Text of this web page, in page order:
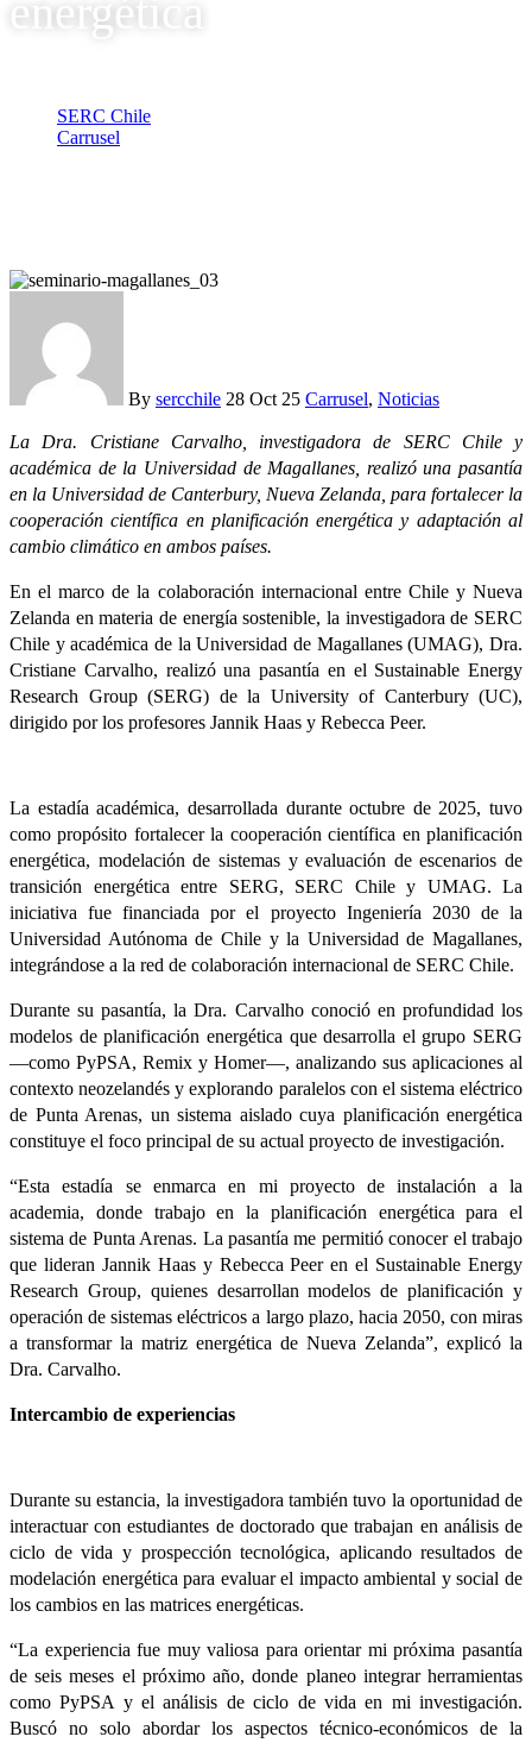
energética
SERC Chile
Carrusel
By sercchile 28 Oct 25 Carrusel, Noticias
La Dra. Cristiane Carvalho, investigadora de SERC Chile y
académica de la Universidad de Magallanes, realizó una pasantía
en la Universidad de Canterbury, Nueva Zelanda, para fortalecer la
cooperación científica en planificación energética y adaptación al
cambio climático en ambos países.
En el marco de la colaboración internacional entre Chile y Nueva
Zelanda en materia de energía sostenible, la investigadora de SERC
Chile y académica de la Universidad de Magallanes (UMAG), Dra.
Cristiane Carvalho, realizó una pasantía en el Sustainable Energy
Research Group (SERG) de la University of Canterbury (UC),
dirigido por los profesores Jannik Haas y Rebecca Peer.
La estadía académica, desarrollada durante octubre de 2025, tuvo
como propósito fortalecer la cooperación científica en planificación
energética, modelación de sistemas y evaluación de escenarios de
transición energética entre SERG, SERC Chile y UMAG. La
iniciativa fue financiada por el proyecto Ingeniería 2030 de la
Universidad Autónoma de Chile y la Universidad de Magallanes,
integrándose a la red de colaboración internacional de SERC Chile.
Durante su pasantía, la Dra. Carvalho conoció en profundidad los
modelos de planificación energética que desarrolla el grupo SERG
—como PyPSA, Remix y Homer—, analizando sus aplicaciones al
contexto neozelandés y explorando paralelos con el sistema eléctrico
de Punta Arenas, un sistema aislado cuya planificación energética
constituye el foco principal de su actual proyecto de investigación.
“Esta estadía se enmarca en mi proyecto de instalación a la
academia, donde trabajo en la planificación energética para el
sistema de Punta Arenas. La pasantía me permitió conocer el trabajo
que lideran Jannik Haas y Rebecca Peer en el Sustainable Energy
Research Group, quienes desarrollan modelos de planificación y
operación de sistemas eléctricos a largo plazo, hacia 2050, con miras
a transformar la matriz energética de Nueva Zelanda”, explicó la
Dra. Carvalho.
Intercambio de experiencias
Durante su estancia, la investigadora también tuvo la oportunidad de
interactuar con estudiantes de doctorado que trabajan en análisis de
ciclo de vida y prospección tecnológica, aplicando resultados de
modelación energética para evaluar el impacto ambiental y social de
los cambios en las matrices energéticas.
“La experiencia fue muy valiosa para orientar mi próxima pasantía
de seis meses el próximo año, donde planeo integrar herramientas
como PyPSA y el análisis de ciclo de vida en mi investigación.
Buscó no solo abordar los aspectos técnico-económicos de la